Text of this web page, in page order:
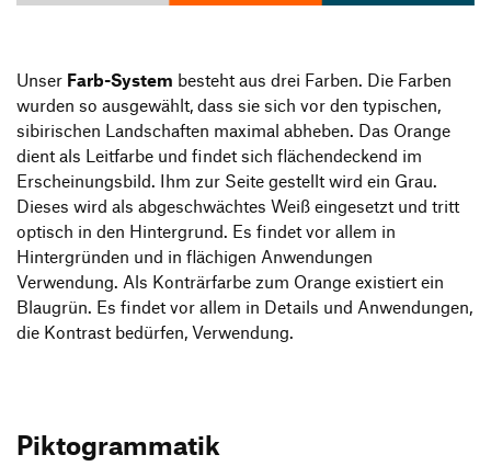
Unser Farb-System besteht aus drei Farben. Die Farben
wurden so ausgewählt, dass sie sich vor den typischen,
sibirischen Landschaften maximal abheben. Das Orange
dient als Leitfarbe und findet sich flächendeckend im
Erscheinungsbild. Ihm zur Seite gestellt wird ein Grau.
Dieses wird als abgeschwächtes Weiß eingesetzt und tritt
optisch in den Hintergrund. Es findet vor allem in
Hintergründen und in flächigen Anwendungen
Verwendung. Als Konträrfarbe zum Orange existiert ein
Blaugrün. Es findet vor allem in Details und Anwendungen,
die Kontrast bedürfen, Verwendung.
Piktogrammatik